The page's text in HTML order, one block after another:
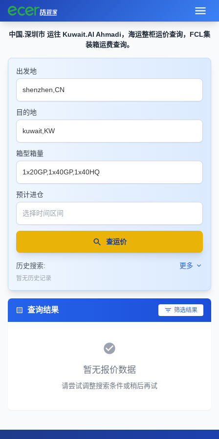
中国.深圳市 运往 Kuwait.Al Ahmadi，海运整柜运价查询，FCL集
装箱运费查询。
出发地
目的地
箱型箱量
预计进仓
查运价
历史搜索: 更多
暂无历史记录
查询结果 筛选结果
暂无报价数据
请尝试调整搜索条件或稍后再试